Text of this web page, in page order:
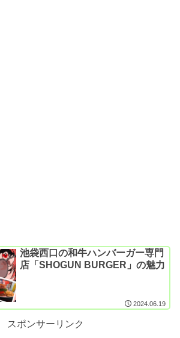
池袋西口の和牛ハンバーガー専門
店「SHOGUN BURGER」の魅力
2024.06.19
スポンサーリンク